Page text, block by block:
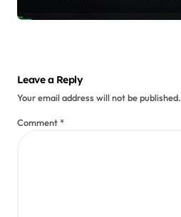
Leave a Reply
Your email address will not be published.
Comment*